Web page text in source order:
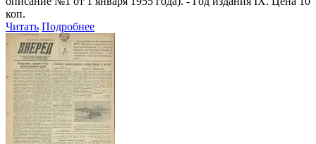
коп.
Читать Подробнее